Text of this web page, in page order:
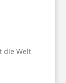
die Welt